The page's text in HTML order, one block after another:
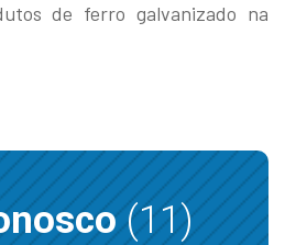
de ferro galvanizado na
(11)